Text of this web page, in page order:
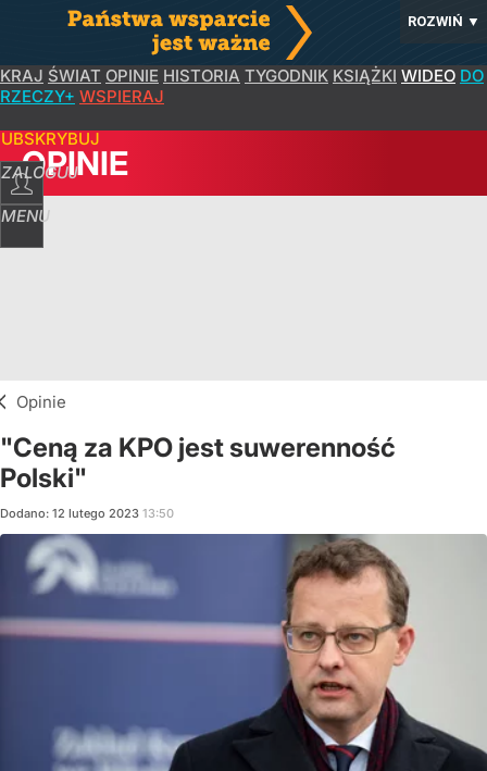
ROZWIŃ ▼
KRAJ ŚWIAT OPINIE HISTORIA TYGODNIK KSIĄŻKI WIDEO DO
RZECZY+ WSPIERAJ
ZALOGUJ
MENU
OPINIE
Opinie
"Ceną za KPO jest suwerenność
Polski"
Dodano: 12 lutego 2023 13:50